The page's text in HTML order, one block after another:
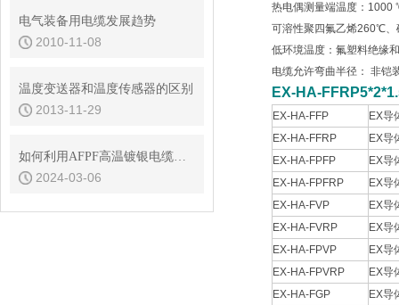
电气装备用电缆发展趋势
2010-11-08
温度变送器和温度传感器的区别
2013-11-29
如何利用AFPF高温镀银电缆优化您的电力网络？
2024-03-06
热电偶测量端温度：1000
可溶性聚四氟乙烯260℃
低环境温度：氟塑料绝缘
电缆允许弯曲半径： 非铠
EX-HA-
EX-HA-FFP
EX导
EX-HA-FFRP
EX导
EX-HA-FPFP
EX导
EX-HA-FPFRP
EX导
EX-HA-FVP
EX导
EX-HA-FVRP
EX导
EX-HA-FPVP
EX导
EX-HA-FPVRP
EX导
EX-HA-FGP
EX导